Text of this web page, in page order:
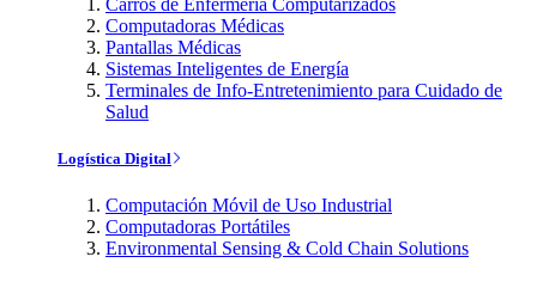
Computadoras Médicas
Pantallas Médicas
Sistemas Inteligentes de Energía
Terminales de Info-Entretenimiento para Cuidado de
Salud
Logística Digital
Computación Móvil de Uso Industrial
Computadoras Portátiles
Environmental Sensing & Cold Chain Solutions